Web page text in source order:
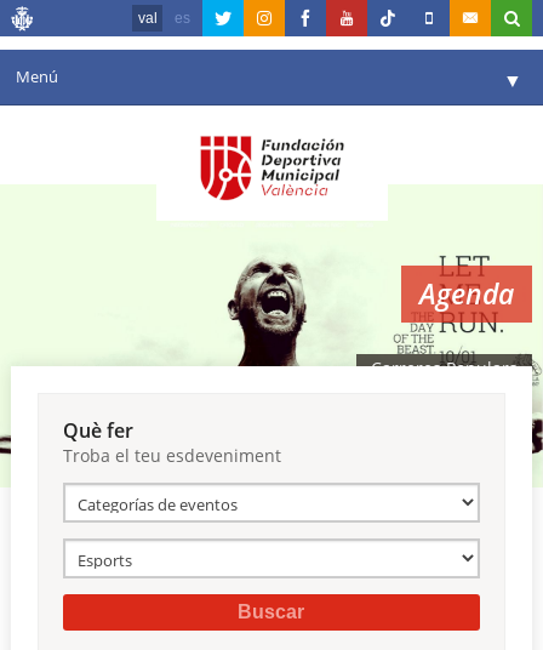
val es
Menú ▼
Agenda
▼
▼
Reserves
Agenda
Carreres Populars
Què fer
Troba el teu esdeveniment